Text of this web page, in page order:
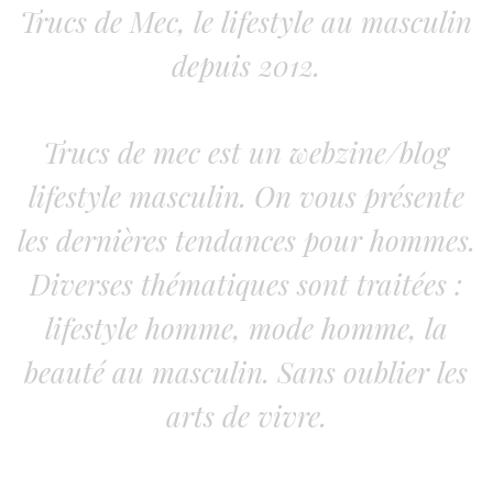
Trucs de Mec, le lifestyle au masculin
depuis 2012.
Trucs de mec est un webzine/blog
lifestyle masculin. On vous présente
les dernières tendances pour hommes.
Diverses thématiques sont traitées :
lifestyle homme, mode homme, la
beauté au masculin. Sans oublier les
arts de vivre.